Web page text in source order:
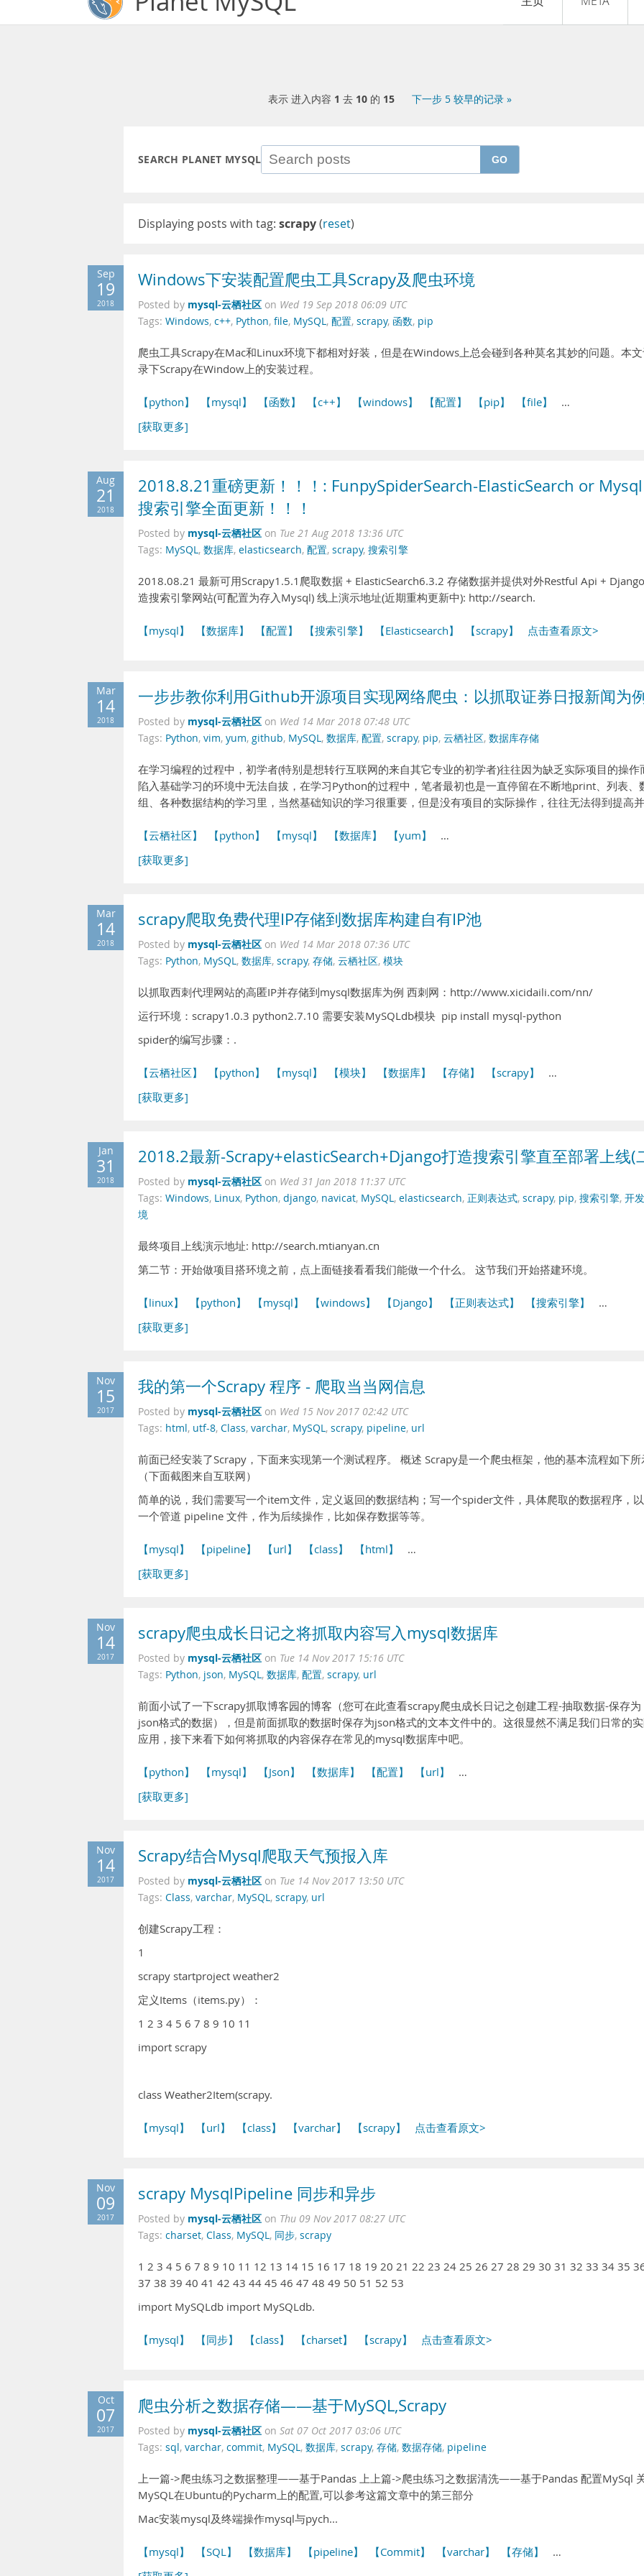
表示 进入内容 1 去 10的 15 下一步 5 较早的记录 »
SEARCH PLANET MYSQL GO
Displaying posts with tag: scrapy(reset)
Sep
19
2018
Windows下安装配置爬虫工具Scrapy及爬虫环境
Posted by mysql-云栖社区 on Wed 19 Sep 2018 06:09 UTC
Tags: Windows, c++, Python, file, MySQL, 配置, scrapy, 函数, pip
爬虫工具Scrapy在Mac和Linux环境下都相对好装，但是在Windows上总会碰到各种莫名其妙的问题。本
录下Scrapy在Window上的安装过程。
【python】 【mysql】 【函数】 【c++】 【windows】 【配置】 【pip】 【file】
…
[获取更多]
Aug
21
2018
2018.8.21重磅更新！！！: FunpySpiderSearch-ElasticSearch or Mysql
搜索引擎全面更新！！！
Posted by mysql-云栖社区 on Tue 21 Aug 2018 13:36 UTC
Tags: MySQL, 数据库, elasticsearch, 配置, scrapy, 搜索引擎
2018.08.21 最新可用Scrapy1.5.1爬取数据 + ElasticSearch6.3.2 存储数据并提供对外Restful Api +
造搜索引擎网站(可配置为存入Mysql) 线上演示地址(近期重构更新中): http://search.
【mysql】 【数据库】 【配置】 【搜索引擎】 【Elasticsearch】 【scrapy】 点击查看原文>
Mar
14
2018
一步步教你利用Github开源项目实现网络爬虫：以抓取证券日报新闻为
Posted by mysql-云栖社区 on Wed 14 Mar 2018 07:48 UTC
Tags: Python, vim, yum, github, MySQL, 数据库, 配置, scrapy, pip, 云栖社区, 数据库存储
在学习编程的过程中，初学者(特别是想转行互联网的来自其它专业的初学者)往往因为缺乏实际项目的操作
陷入基础学习的环境中无法自拔，在学习Python的过程中，笔者最初也是一直停留在不断地print、列表、
组、各种数据结构的学习里，当然基础知识的学习很重要，但是没有项目的实际操作，往往无法得到提高
【云栖社区】 【python】 【mysql】 【数据库】 【yum】
…
[获取更多]
Mar
14
2018
scrapy爬取免费代理IP存储到数据库构建自有IP池
Posted by mysql-云栖社区 on Wed 14 Mar 2018 07:36 UTC
Tags: Python, MySQL, 数据库, scrapy, 存储, 云栖社区, 模块
以抓取西刺代理网站的高匿IP并存储到mysql数据库为例 西刺网：http://www.xicidaili.com/nn/
运行环境：scrapy1.0.3 python2.7.10 需要安装MySQLdb模块 pip install mysql-python
spider的编写步骤：.
【云栖社区】 【python】 【mysql】 【模块】 【数据库】 【存储】 【scrapy】
…
[获取更多]
Jan
31
2018
2018.2最新-Scrapy+elasticSearch+Django打造搜索引擎直至部署上线(
Posted by mysql-云栖社区 on Wed 31 Jan 2018 11:37 UTC
Tags: Windows, Linux, Python, django, navicat, MySQL, elasticsearch, 正则表达式, scrapy, pip, 搜索引擎, 开
境
最终项目上线演示地址: http://search.mtianyan.cn
第二节：开始做项目搭环境之前，点上面链接看看我们能做一个什么。 这节我们开始搭建环境。
【linux】 【python】 【mysql】 【windows】 【Django】 【正则表达式】 【搜索引擎】
…
[获取更多]
Nov
15
2017
我的第一个Scrapy 程序 - 爬取当当网信息
Posted by mysql-云栖社区 on Wed 15 Nov 2017 02:42 UTC
Tags: html, utf-8, Class, varchar, MySQL, scrapy, pipeline, url
前面已经安装了Scrapy，下面来实现第一个测试程序。 概述 Scrapy是一个爬虫框架，他的基本流程如下所
（下面截图来自互联网）
简单的说，我们需要写一个item文件，定义返回的数据结构；写一个spider文件，具体爬取的数据程序，
一个管道 pipeline 文件，作为后续操作，比如保存数据等等。
【mysql】 【pipeline】 【url】 【class】 【html】
…
[获取更多]
Nov
14
2017
scrapy爬虫成长日记之将抓取内容写入mysql数据库
Posted by mysql-云栖社区 on Tue 14 Nov 2017 15:16 UTC
Tags: Python, json, MySQL, 数据库, 配置, scrapy, url
前面小试了一下scrapy抓取博客园的博客（您可在此查看scrapy爬虫成长日记之创建工程-抽取数据-保存为
json格式的数据），但是前面抓取的数据时保存为json格式的文本文件中的。这很显然不满足我们日常的
应用，接下来看下如何将抓取的内容保存在常见的mysql数据库中吧。
【python】 【mysql】 【Json】 【数据库】 【配置】 【url】
…
[获取更多]
Nov
14
2017
Scrapy结合Mysql爬取天气预报入库
Posted by mysql-云栖社区 on Tue 14 Nov 2017 13:50 UTC
Tags: Class, varchar, MySQL, scrapy, url
创建Scrapy工程：
1
scrapy startproject weather2
定义Items（items.py）：
1 2 3 4 5 6 7 8 9 10 11
import scrapy
class Weather2Item(scrapy.
【mysql】 【url】 【class】 【varchar】 【scrapy】 点击查看原文>
Nov
09
2017
scrapy MysqlPipeline 同步和异步
Posted by mysql-云栖社区 on Thu 09 Nov 2017 08:27 UTC
Tags: charset, Class, MySQL, 同步, scrapy
1 2 3 4 5 6 7 8 9 10 11 12 13 14 15 16 17 18 19 20 21 22 23 24 25 26 27 28 29 30 31 32 33 34 35
37 38 39 40 41 42 43 44 45 46 47 48 49 50 51 52 53
import MySQLdb import MySQLdb.
【mysql】 【同步】 【class】 【charset】 【scrapy】 点击查看原文>
Oct
07
2017
爬虫分析之数据存储——基于MySQL,Scrapy
Posted by mysql-云栖社区 on Sat 07 Oct 2017 03:06 UTC
Tags: sql, varchar, commit, MySQL, 数据库, scrapy, 存储, 数据存储, pipeline
上一篇->爬虫练习之数据整理——基于Pandas 上上篇->爬虫练习之数据清洗——基于Pandas 配置MySql
MySQL在Ubuntu的Pycharm上的配置,可以参考这篇文章中的第三部分
Mac安装mysql及终端操作mysql与pych...
【mysql】 【SQL】 【数据库】 【pipeline】 【Commit】 【varchar】 【存储】
…